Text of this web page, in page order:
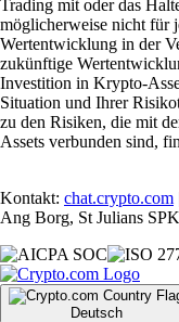
Trading mit oder das
möglicherweise nicht für
Wertentwicklung in der
zukünftige
Investition in Krypto-
Situation und Ihrer
zu den Risiken, die mit
Assets verbunden sind,
Kontakt: chat.crypto.com
Ang Borg, St Julians
Deutsch